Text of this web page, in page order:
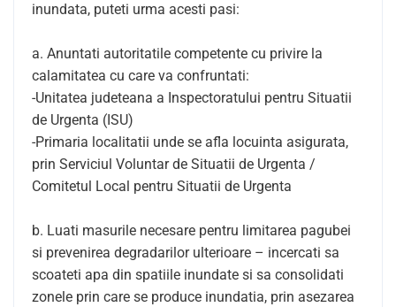
inundata, puteti urma acesti pasi:
a. Anuntati autoritatile competente cu privire la
calamitatea cu care va confruntati:
-Unitatea judeteana a Inspectoratului pentru Situatii
de Urgenta (ISU)
-Primaria localitatii unde se afla locuinta asigurata,
prin Serviciul Voluntar de Situatii de Urgenta /
Comitetul Local pentru Situatii de Urgenta
b. Luati masurile necesare pentru limitarea pagubei
si prevenirea degradarilor ulterioare – incercati sa
scoateti apa din spatiile inundate si sa consolidati
zonele prin care se produce inundatia, prin asezarea